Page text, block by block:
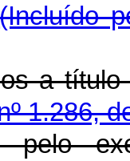
(Incluído
a
1.286,